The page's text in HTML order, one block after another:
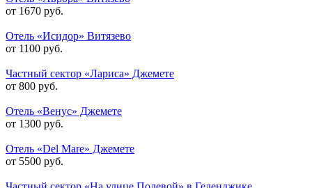
от 1670 руб.
Отель «Исидор» Витязево
от 1100 руб.
Частный сектор «Лариса» Джемете
от 800 руб.
Отель «Венус» Джемете
от 1300 руб.
Отель «Del Mare» Джемете
от 5500 руб.